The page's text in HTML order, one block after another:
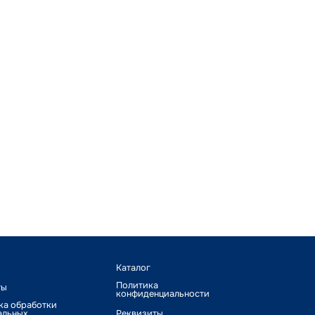
обработки
Каталог
Политика
конфиденциальности